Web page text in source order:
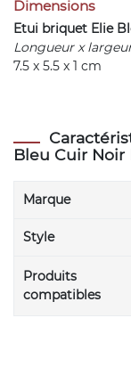
Dimensions
Etui briquet Elie
Longueur x
7.5 x 5.5 x 1 cm
Bleu Cuir Noir
Marque
Style
Produits
compatibles